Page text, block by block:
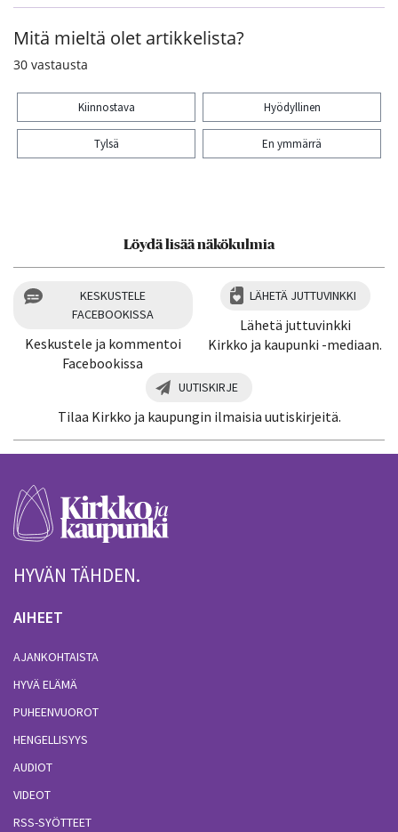
Mitä mieltä olet artikkelista?
30 vastausta
Kiinnostava Hyödyllinen
Tylsä En ymmärrä
Löydä lisää näkökulmia
KESKUSTELE
FACEBOOKISSA
Keskustele ja kommentoi
Facebookissa
LÄHETÄ JUTTUVINKKI
Lähetä juttuvinkki
Kirkko ja kaupunki -mediaan.
UUTISKIRJE
Tilaa Kirkko ja kaupungin ilmaisia uutiskirjeitä.
HYVÄN TÄHDEN.
AIHEET
AJANKOHTAISTA
HYVÄ ELÄMÄ
PUHEENVUOROT
HENGELLISYYS
AUDIOT
VIDEOT
RSS-SYÖTTEET